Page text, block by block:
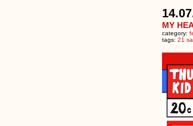
MY
category:
tags: 21